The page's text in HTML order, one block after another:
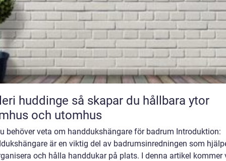
så skapar du hållbara ytor
och utomhus
behöver veta om handdukshängare för badrum Introduktion:
är en viktig del av badrumsinredningen som
och hålla handdukar på plats. I denna artikel kommer